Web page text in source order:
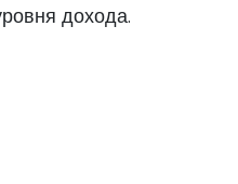
дохода.